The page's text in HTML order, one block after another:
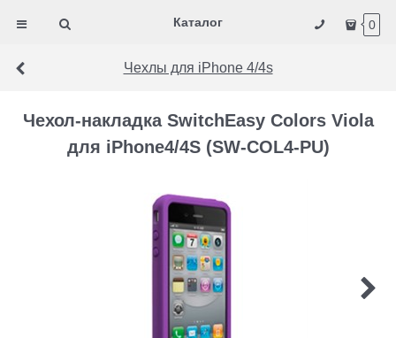
Каталог 0
Чехлы для iPhone 4/4s
Чехол-накладка SwitchEasy Colors Viola
для iPhone4/4S (SW-COL4-PU)